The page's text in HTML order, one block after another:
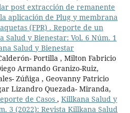
post extracción de remanente
aplicación de Plug y membrana
(FPR) . Reporte de un
Salud y Bienestar: Vol. 6 Núm. 1
Salud y Bienestar
Portilla , Milton Fabricio
Armando Granizo-Ruiz,
Zúñiga , Geovanny Patricio
Lizandro Quezada- Miranda,
de Casos , Killkana Salud y
3 (2022): Revista Killkana Salud